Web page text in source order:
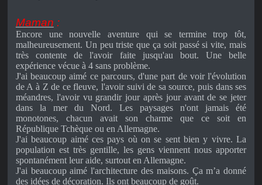
Maman :
Encore une nouvelle aventure qui se termine trop tôt,
malheureusement. Un peu triste que ça soit passé si vite, mais
très contente de l'avoir faite jusqu'au bout. Une belle
expérience vécue à 4 sans problème.
J'ai beaucoup aimé ce parcours, d'une part de voir l'évolution
de A à Z de ce fleuve, l'avoir suivi de sa source, puis dans ses
méandres, l'avoir vu grandir jour après jour avant de se jeter
dans la mer du Nord. Les paysages n'ont jamais été
monotones, chacun avait son charme que ce soit en
République Tchèque ou en Allemagne.
J'ai beaucoup aimé ces pays où on se sent bien y vivre. La
population est très gentille, les gens viennent nous apporter
spontanément leur aide, surtout en Allemagne.
J'ai beaucoup aimé l'architecture des maisons. Ça m’a donné
des idées de décoration. Ils ont beaucoup de goût.